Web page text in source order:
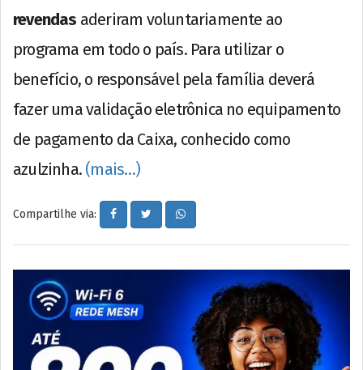
revendas aderiram voluntariamente ao
programa em todo o país. Para utilizar o
benefício, o responsável pela família deverá
fazer uma validação eletrônica no equipamento
de pagamento da Caixa, conhecido como
azulzinha. (mais…)
Compartilhe via: